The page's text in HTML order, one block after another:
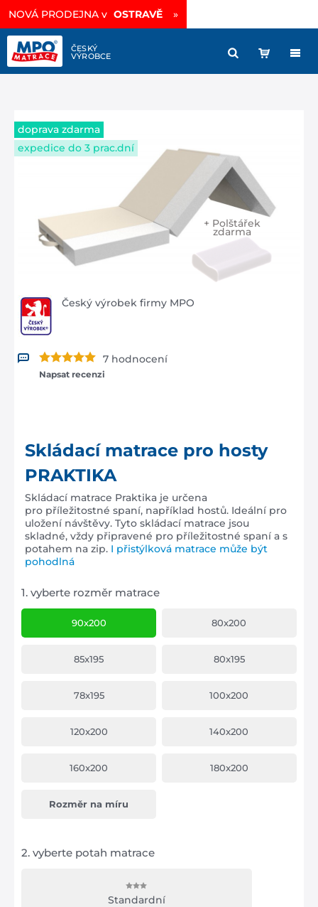
Vysoce prodyšná matrace sleva -35%
doprava zdarma
expedice do 3 prac.dní
+ Polštářek
zdarma
Český výrobek firmy MPO
7 hodnocení
Napsat recenzi
Skládací matrace pro hosty
PRAKTIKA
Skládací matrace Praktika je určena
pro příležitostné spaní, například hostů. Ideální pro
uložení návštěvy. Tyto skládací matrace jsou
skladné, vždy připravené pro příležitostné spaní a s
potahem na zip. I přistýlková matrace může být
pohodlná
1. vyberte rozměr matrace
90x200 80x200
85x195 80x195
78x195 100x200
120x200 140x200
160x200 180x200
Rozměr na míru
2. vyberte potah matrace
Standardní